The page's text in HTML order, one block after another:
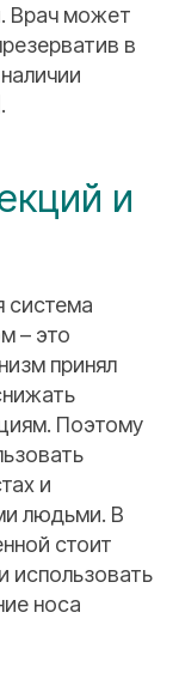
Врач может
в
и
система
– это
принял
Поэтому
и
людьми. В
стоит
использовать
носа